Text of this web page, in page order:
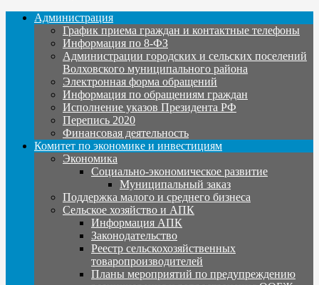
Администрация
График приема граждан и контактные телефоны
Информация по 8-ФЗ
Администрации городских и сельских поселений
Волховского муниципального района
Электронная форма обращений
Информация по обращениям граждан
Исполнение указов Президента РФ
Перепись 2020
Финансовая деятельность
Комитет по экономике и инвестициям
Экономика
Социально-экономическое развитие
Муниципальный заказ
Поддержка малого и среднего бизнеса
Сельское хозяйство и АПК
Информация АПК
Законодательство
Реестр сельскохозяйственных
товаропроизводителей
Планы мероприятий по предупреждению